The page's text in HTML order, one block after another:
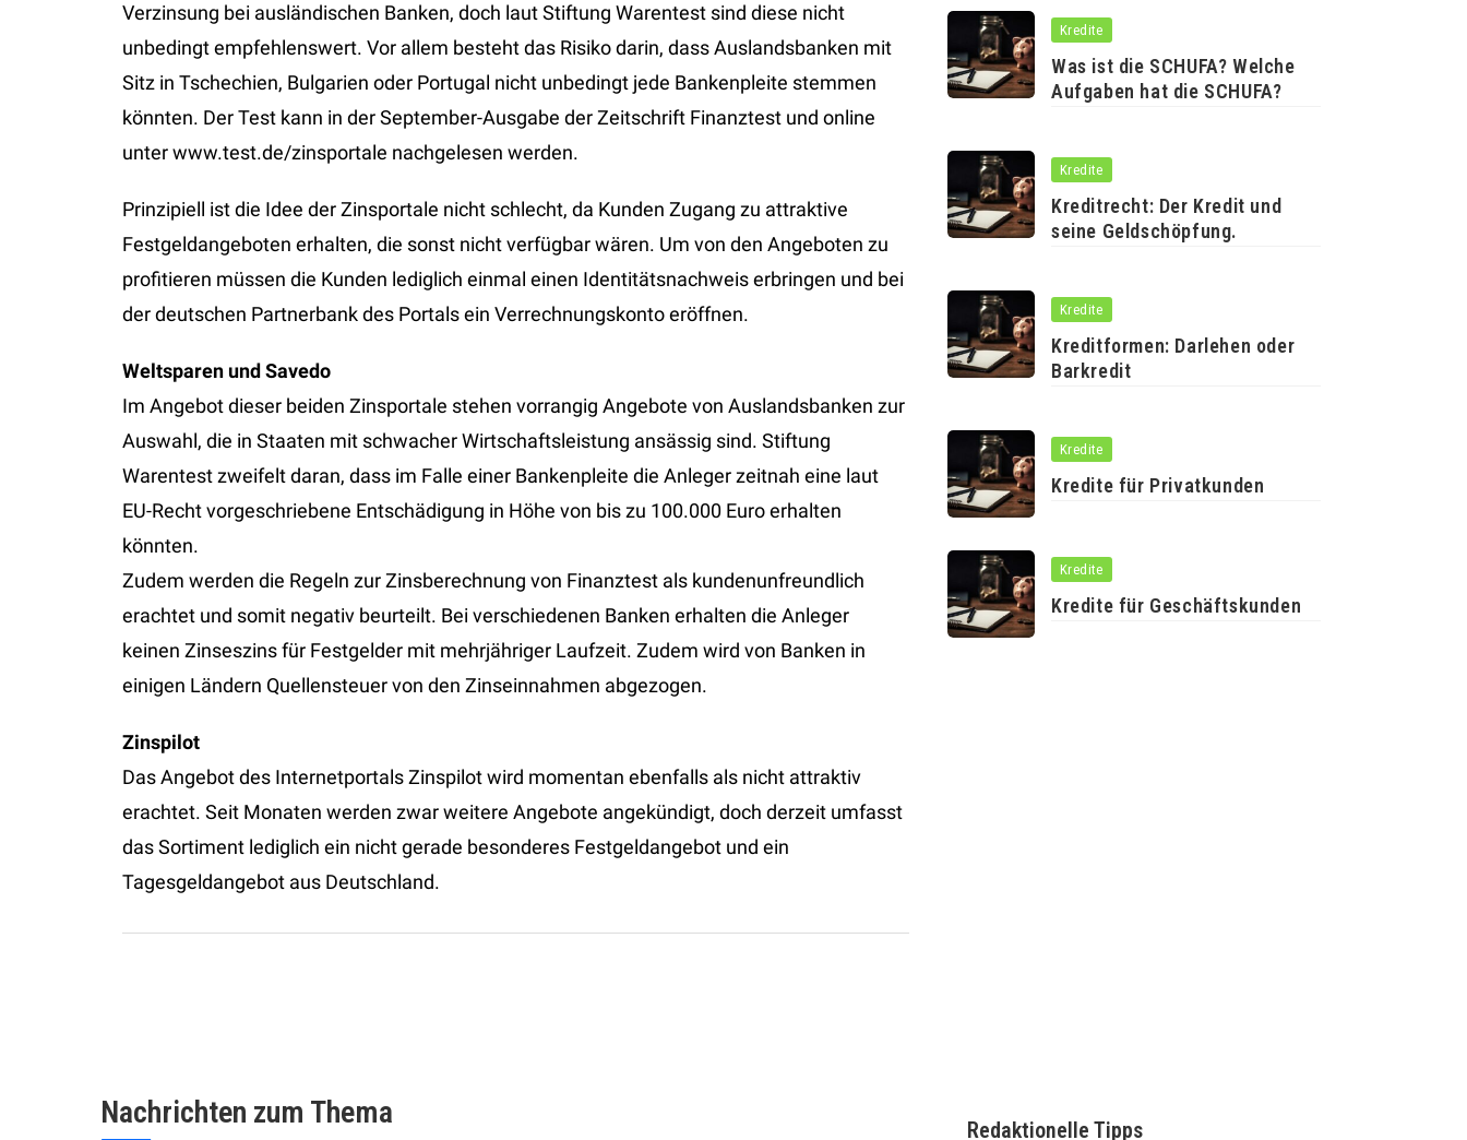
Verzinsung bei ausländischen Banken, doch laut Stiftung Warentest sind diese nicht
unbedingt empfehlenswert. Vor allem besteht das Risiko darin, dass Auslandsbanken mit
Sitz in Tschechien, Bulgarien oder Portugal nicht unbedingt jede Bankenpleite stemmen
könnten. Der Test kann in der September-Ausgabe der Zeitschrift Finanztest und online
unter www.test.de/zinsportale nachgelesen werden.
Prinzipiell ist die Idee der Zinsportale nicht schlecht, da Kunden Zugang zu attraktive
Festgeldangeboten erhalten, die sonst nicht verfügbar wären. Um von den Angeboten zu
profitieren müssen die Kunden lediglich einmal einen Identitätsnachweis erbringen und bei
der deutschen Partnerbank des Portals ein Verrechnungskonto eröffnen.
Weltsparen und Savedo
Im Angebot dieser beiden Zinsportale stehen vorrangig Angebote von Auslandsbanken zur
Auswahl, die in Staaten mit schwacher Wirtschaftsleistung ansässig sind. Stiftung
Warentest zweifelt daran, dass im Falle einer Bankenpleite die Anleger zeitnah eine laut
EU-Recht vorgeschriebene Entschädigung in Höhe von bis zu 100.000 Euro erhalten
könnten.
Zudem werden die Regeln zur Zinsberechnung von Finanztest als kundenunfreundlich
erachtet und somit negativ beurteilt. Bei verschiedenen Banken erhalten die Anleger
keinen Zinseszins für Festgelder mit mehrjähriger Laufzeit. Zudem wird von Banken in
einigen Ländern Quellensteuer von den Zinseinnahmen abgezogen.
Zinspilot
Das Angebot des Internetportals Zinspilot wird momentan ebenfalls als nicht attraktiv
erachtet. Seit Monaten werden zwar weitere Angebote angekündigt, doch derzeit umfasst
das Sortiment lediglich ein nicht gerade besonderes Festgeldangebot und ein
Tagesgeldangebot aus Deutschland.
Kredite
Was ist die SCHUFA? Welche
Aufgaben hat die SCHUFA?
Kredite
Kreditrecht: Der Kredit und
seine Geldschöpfung.
Kredite
Kreditformen: Darlehen oder
Barkredit
Kredite
Kredite für Privatkunden
Kredite
Kredite für Geschäftskunden
Nachrichten zum Thema Redaktionelle Tipps